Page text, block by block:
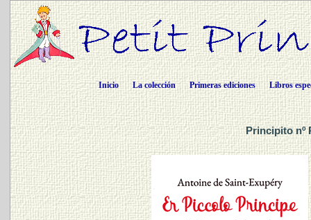
Inicio La colección Primeras ediciones Libros
Principito nº